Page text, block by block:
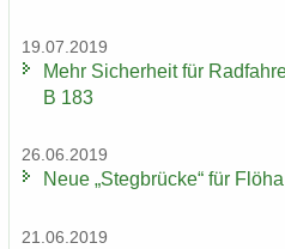
19.07.2019
Mehr Si­cher­heit für
B 183
26.06.2019
Neue „Steg­brü­cke“ für Flöha
21.06.2019